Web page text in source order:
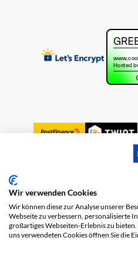
Impression
Protection des données
Wir verwenden Cookies
Wir können diese zur Analyse unserer
Webseite zu verbessern, personalisierte
großartiges Webseiten-Erlebnis zu
uns verwendeten Cookies öffnen Sie die